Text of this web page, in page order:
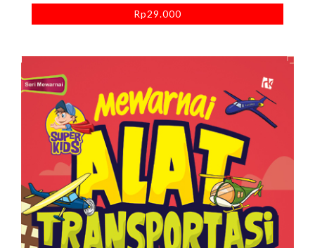
Rp29.000